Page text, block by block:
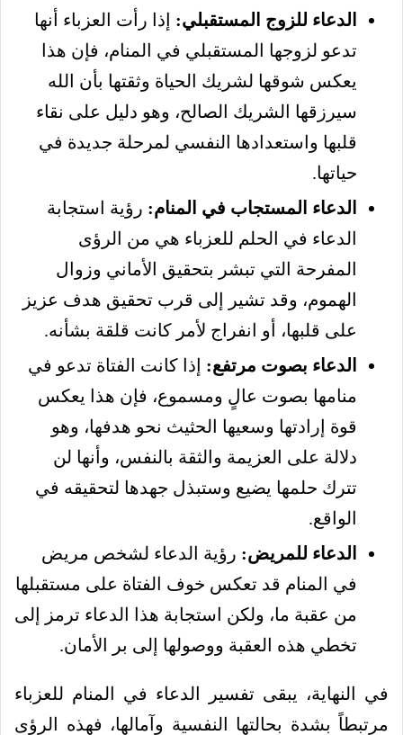
الدعاء للزوج المستقبلي: إذا رأت العزباء أنها
تدعو لزوجها المستقبلي في المنام، فإن هذا
يعكس شوقها لشريك الحياة وثقتها بأن الله
سيرزقها الشريك الصالح، وهو دليل على نقاء
قلبها واستعدادها النفسي لمرحلة جديدة في
حياتها.
الدعاء المستجاب في المنام: رؤية استجابة
الدعاء في الحلم للعزباء هي من الرؤى
المفرحة التي تبشر بتحقيق الأماني وزوال
الهموم، وقد تشير إلى قرب تحقيق هدف عزيز
على قلبها، أو انفراج لأمر كانت قلقة بشأنه.
الدعاء بصوت مرتفع: إذا كانت الفتاة تدعو في
منامها بصوت عالٍ ومسموع، فإن هذا يعكس
قوة إرادتها وسعيها الحثيث نحو هدفها، وهو
دلالة على العزيمة والثقة بالنفس، وأنها لن
تترك حلمها يضيع وستبذل جهدها لتحقيقه في
الواقع.
الدعاء للمريض: رؤية الدعاء لشخص مريض
في المنام قد تعكس خوف الفتاة على مستقبلها
من عقبة ما، ولكن استجابة هذا الدعاء ترمز إلى
تخطي هذه العقبة ووصولها إلى بر الأمان.
في النهاية، يبقى تفسير الدعاء في المنام للعزباء
مرتبطاً بشدة بحالتها النفسية وآمالها، فهذه الرؤى